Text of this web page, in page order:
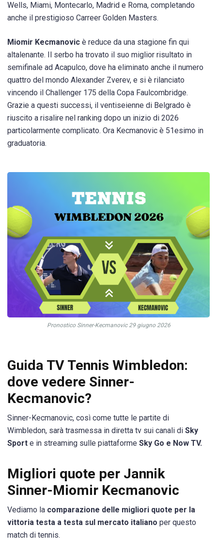
Wells, Miami, Montecarlo, Madrid e Roma, completando
anche il prestigioso Carreer Golden Masters.
Miomir Kecmanovic è reduce da una stagione fin qui
altalenante. Il serbo ha trovato il suo miglior risultato in
semifinale ad Acapulco, dove ha eliminato anche il numero
quattro del mondo Alexander Zverev, e si è rilanciato
vincendo il Challenger 175 della Copa Faulcombridge.
Grazie a questi successi, il ventiseienne di Belgrado è
riuscito a risalire nel ranking dopo un inizio di 2026
particolarmente complicato. Ora Kecmanovic è 51esimo in
graduatoria.
Pronostico Sinner-Kecmanovic 29 giugno 2026
Guida TV Tennis Wimbledon:
dove vedere Sinner-
Kecmanovic?
Sinner-Kecmanovic, così come tutte le partite di
Wimbledon, sarà trasmessa in diretta tv sui canali di Sky
Sport e in streaming sulle piattaforme Sky Go e Now TV.
Migliori quote per Jannik
Sinner-Miomir Kecmanovic
Vediamo la comparazione delle migliori quote per la
vittoria testa a testa sul mercato italiano per questo
match di tennis.